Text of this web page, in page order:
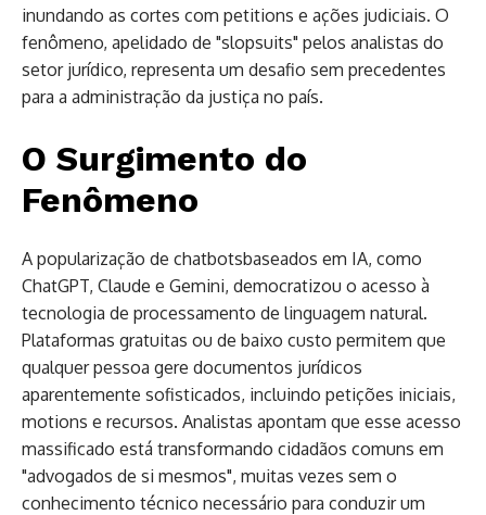
inundando as cortes com petitions e ações judiciais. O
fenômeno, apelidado de "slopsuits" pelos analistas do
setor jurídico, representa um desafio sem precedentes
para a administração da justiça no país.
O Surgimento do
Fenômeno
A popularização de chatbotsbaseados em IA, como
ChatGPT, Claude e Gemini, democratizou o acesso à
tecnologia de processamento de linguagem natural.
Plataformas gratuitas ou de baixo custo permitem que
qualquer pessoa gere documentos jurídicos
aparentemente sofisticados, incluindo petições iniciais,
motions e recursos. Analistas apontam que esse acesso
massificado está transformando cidadãos comuns em
"advogados de si mesmos", muitas vezes sem o
conhecimento técnico necessário para conduzir um